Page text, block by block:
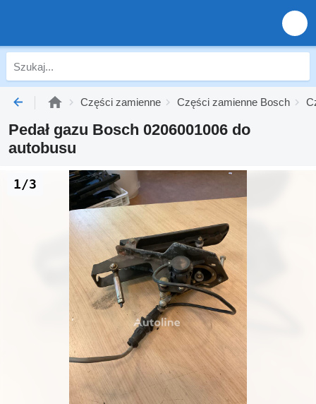
Części zamienne Części zamienne Bosch
Pedał gazu Bosch 0206001006 do
autobusu
1/3